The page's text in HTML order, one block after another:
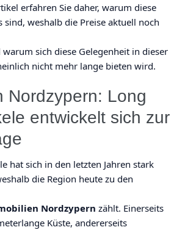
erfahren Sie daher, warum diese
sind, weshalb die Preise aktuell noch
sich diese Gelegenheit in dieser
nicht mehr lange bieten wird.
Nordzypern: Long
entwickelt sich zur
hat sich in den letzten Jahren stark
die Region heute zu den
Nordzypern zählt. Einerseits
Küste, andererseits